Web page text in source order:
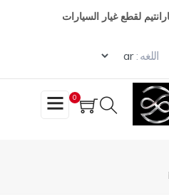
لقطع غيار السيارات
اللغه : Select your
0